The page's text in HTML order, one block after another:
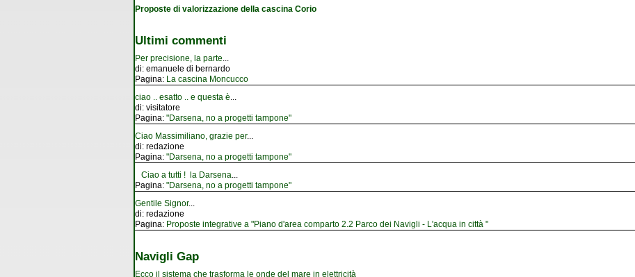
Proposte di valorizzazione della cascina Corio
Ultimi commenti
Per precisione, la parte
di: emanuele di bernardo
Pagina: La cascina Moncucco
ciao .. esatto .. e questa è
di: visitatore
Pagina: "Darsena, no a progetti tampone"
Ciao Massimiliano, grazie per...
di: redazione
Pagina: "Darsena, no a progetti tampone"
Ciao a tutti ! la Darsena
Pagina: "Darsena, no a progetti tampone"
Gentile Signor...
di: redazione
Pagina: Proposte integrative a "Piano d'area comparto 2.2 Parco dei Navigli - L'acqua in città "
Navigli Gap
Ecco il sistema che trasforma le onde del mare in elettricità